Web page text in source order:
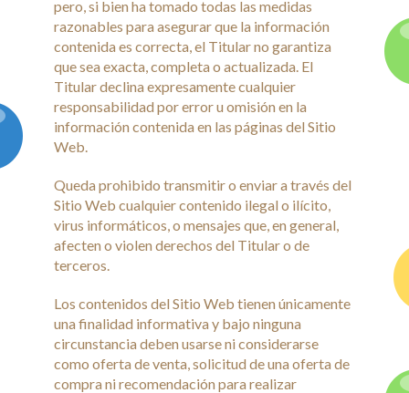
pero, si bien ha tomado todas las medidas
razonables para asegurar que la información
contenida es correcta, el Titular no garantiza
que sea exacta, completa o actualizada. El
Titular declina expresamente cualquier
responsabilidad por error u omisión en la
información contenida en las páginas del Sitio
Web.
Queda prohibido transmitir o enviar a través del
Sitio Web cualquier contenido ilegal o ilícito,
virus informáticos, o mensajes que, en general,
afecten o violen derechos del Titular o de
terceros.
Los contenidos del Sitio Web tienen únicamente
una finalidad informativa y bajo ninguna
circunstancia deben usarse ni considerarse
como oferta de venta, solicitud de una oferta de
compra ni recomendación para realizar